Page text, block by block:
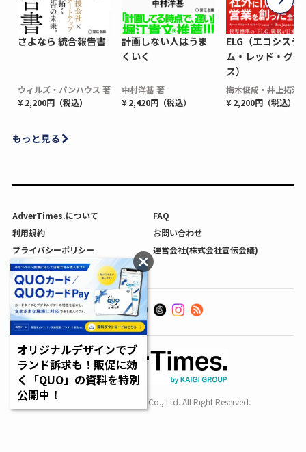
さよなら 統合報告書
ウィルズ・パンハウス 著
¥ 2,200円（税込）
計画しない人はうま
くいく
中村洋基 著
¥ 2,420円（税込）
ELG（エコシステ
ム・レッド・グロ
ス）
梅木俊成・井上拓海
¥ 2,200円（税込）
もっと見る
AdverTimes.について
FAQ
利用規約
お問い合わせ
プライバシーポリシー
運営会社(株式会社宣伝会議)
利用者情報の外部送信について
Copyright SENDENKAIGI Co., Ltd. All Right Reserved.
オリジナルデザインでブ
ランド訴求も！販促に効
く「QUO」の資料を特別
公開中！